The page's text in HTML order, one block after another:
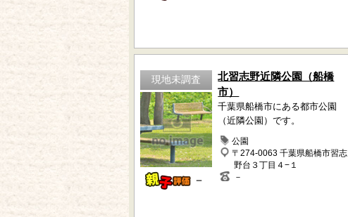
現地未調査
－
北習志野近隣公園（船橋
市）
千葉県船橋市にある都市公園
（近隣公園）です。
公園
〒274-0063 千葉県船橋市習志
野台３丁目４−１
－